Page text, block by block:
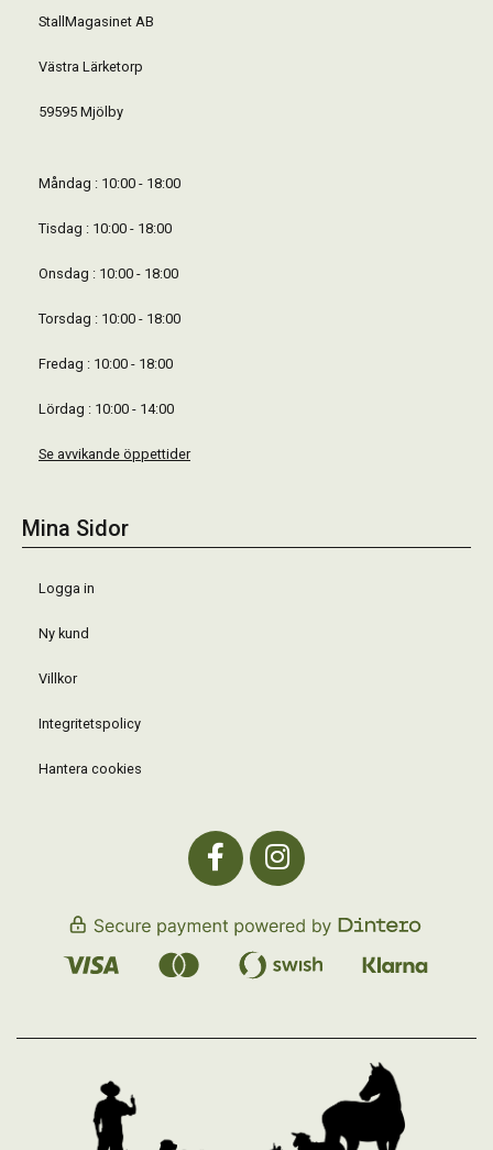
StallMagasinet AB
Västra Lärketorp
59595 Mjölby
Måndag : 10:00 - 18:00
Tisdag : 10:00 - 18:00
Onsdag : 10:00 - 18:00
Torsdag : 10:00 - 18:00
Fredag : 10:00 - 18:00
Lördag : 10:00 - 14:00
Se avvikande öppettider
Mina Sidor
Logga in
Ny kund
Villkor
Integritetspolicy
Hantera cookies